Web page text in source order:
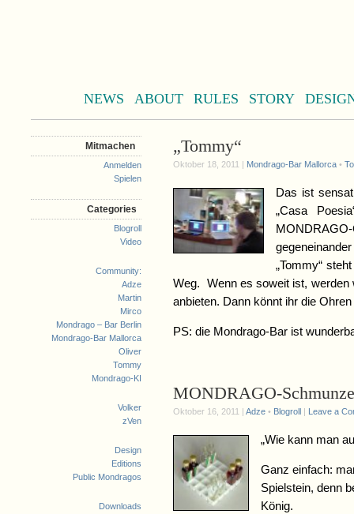
NEWS ABOUT RULES STORY
Mitmachen
Anmelden
Spielen
Categories
Blogroll
Video
Community:
Adze
Martin
Mirco
Mondrago – Bar Berlin
Mondrago-Bar Mallorca
Oliver
Tommy
Mondrago-KI
Volker
zVen
Design
Editions
Public Mondragos
Downloads
„Tommy“
Oktober 18, 2011 | Mondrago-Bar Mallorca •
Das ist
„Casa
„Tommy“
Weg. Wenn es soweit ist, werden
anbieten. Dann könnt ihr die
PS: die Mondrago-Bar ist
MONDRAGO-
Oktober 16, 2011 | Adze • Blogroll | Leave a
„Wie kann man
Ganz einfach:
Spielstein, denn
König.